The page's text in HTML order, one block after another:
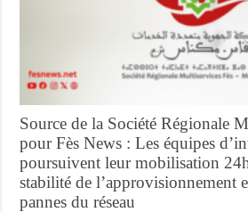
Source de la Société Régionale
pour Fès News : Les équipes
poursuivent leur mobilisation
stabilité de l’approvisionnement
pannes du réseau